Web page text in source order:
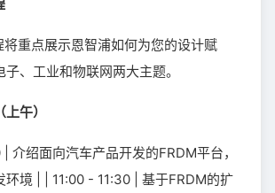
将重点展示恩智浦如何为您的设计赋
、工业和物联网两大主题。
午）
| 介绍面向汽车产品开发的FRDM平台，
环境 | | 11:00 - 11:30 | 基于FRDM的扩